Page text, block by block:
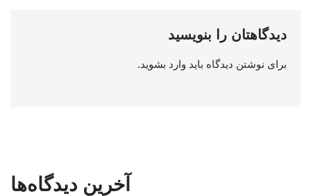
دیدگاهتان را بنویسید
برای نوشتن دیدگاه باید وارد بشوید.
آخرین دیدگاه‌ها